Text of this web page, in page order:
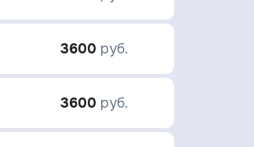
3600 руб.
3600 руб.